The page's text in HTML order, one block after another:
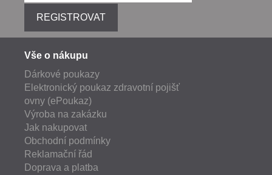
REGISTROVAT
Vše o nákupu
Dárkové poukazy
Elektronický poukaz zdravotní pojišť
ovny (ePoukaz)
Výroba na zakázku
Jak nakupovat
Obchodní podmínky
Reklamační řád
Doprava a platba